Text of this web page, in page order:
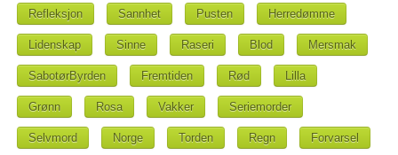
Refleksjon Sannhet Pusten Herredømme
Lidenskap Sinne Raseri Blod Mersmak
SabotørByrden Fremtiden Rød Lilla
Grønn Rosa Vakker Seriemorder
Selvmord Norge Torden Regn Forvarsel